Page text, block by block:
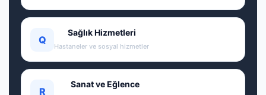
Q
Sağlık Hizmetleri
Hastaneler ve sosyal hizmetler
R
Sanat ve Eğlence